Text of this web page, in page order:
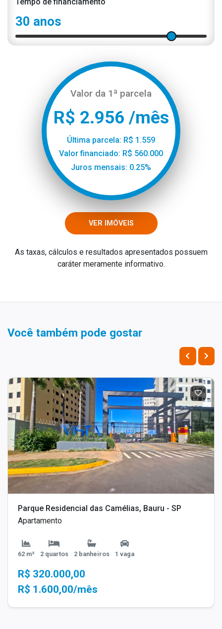
30 anos
Valor da 1ª parcela
R$ 2.956 /mês
Última parcela: R$ 1.559
Valor financiado: R$ 560.000
Juros mensais: 0.25%
VER IMÓVEIS
As taxas, cálculos e resultados apresentados possuem
caráter meramente informativo.
Você também pode gostar
Parque Residencial das Camélias, Bauru - SP
Apartamento
62 m² 2 quartos 2 banheiros 1 vaga
R$ 320.000,00
R$ 1.600,00/mês